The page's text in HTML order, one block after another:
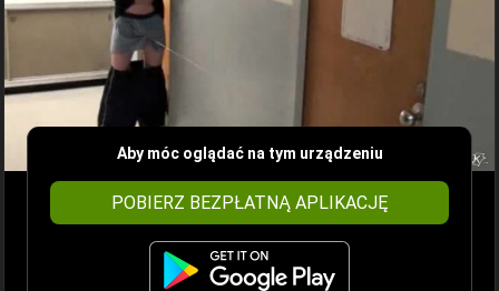
Aby móc oglądać na tym urządzeniu
POBIERZ BEZPŁATNĄ APLIKACJĘ